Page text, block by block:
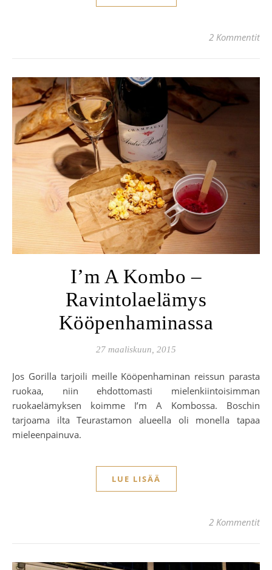
2 Kommentit
I’m A Kombo –
Ravintolaelämys
Kööpenhaminassa
27 maaliskuun, 2015
Jos Gorilla tarjoili meille Kööpenhaminan reissun parasta
ruokaa, niin ehdottomasti mielenkiintoisimman
ruokaelämyksen koimme I’m A Kombossa. Boschin
tarjoama ilta Teurastamon alueella oli monella tapaa
mieleenpainuva.
LUE LISÄÄ
2 Kommentit